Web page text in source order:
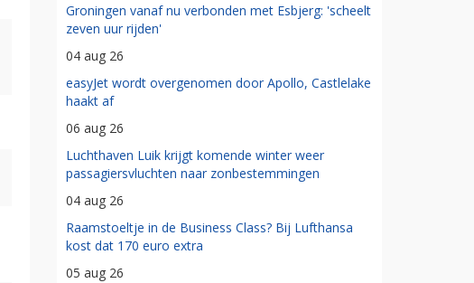
Groningen vanaf nu verbonden met Esbjerg: 'scheelt
zeven uur rijden'
04 aug 26
easyJet wordt overgenomen door Apollo, Castlelake
haakt af
06 aug 26
Luchthaven Luik krijgt komende winter weer
passagiersvluchten naar zonbestemmingen
04 aug 26
Raamstoeltje in de Business Class? Bij Lufthansa
kost dat 170 euro extra
05 aug 26